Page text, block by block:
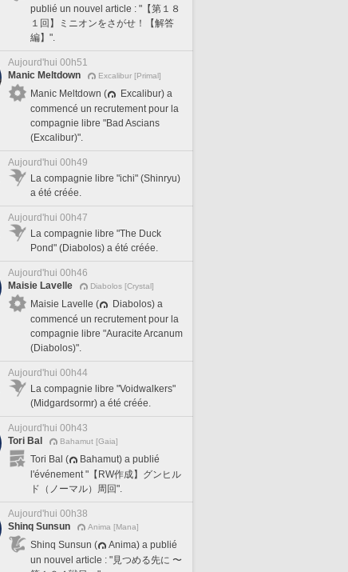
publié un nouvel article : "【第１８
１回】ミニオンをさがせ！【解答
編】".
Aujourd'hui 00h51
Manic Meltdown
Excalibur [Primal]
Manic Meltdown (
Excalibur) a
commencé un recrutement pour la
compagnie libre "Bad Ascians
(Excalibur)".
Aujourd'hui 00h49
La compagnie libre "ichi" (Shinryu)
a été créée.
Aujourd'hui 00h47
La compagnie libre "The Duck
Pond" (Diabolos) a été créée.
Aujourd'hui 00h46
Maisie Lavelle
Diabolos [Crystal]
Maisie Lavelle (
Diabolos) a
commencé un recrutement pour la
compagnie libre "Auracite Arcanum
(Diabolos)".
Aujourd'hui 00h44
La compagnie libre "Voidwalkers"
(Midgardsormr) a été créée.
Aujourd'hui 00h43
Tori Bal
Bahamut [Gaia]
Tori Bal (
Bahamut) a publié
l'événement "【RW作成】グンヒル
ド（ノーマル）周回".
Aujourd'hui 00h38
Shinq Sunsun
Anima [Mana]
Shinq Sunsun (
Anima) a publié
un nouvel article : "見つめる先に 〜